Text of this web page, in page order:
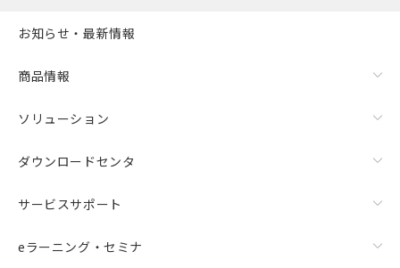
お知らせ・最新情報
商品情報
ソリューション
ダウンロードセンタ
サービスサポート
eラーニング・セミナ